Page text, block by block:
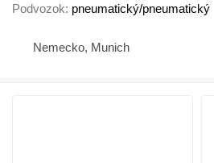
Podvozok pneumatický/pneumatický
Nemecko, Munich